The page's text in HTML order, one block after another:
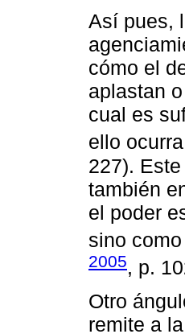
Así pues,
cómo el
aplastan
cual es
ello
227).
también
el poder
sino
2005, p.
Otro
remite a